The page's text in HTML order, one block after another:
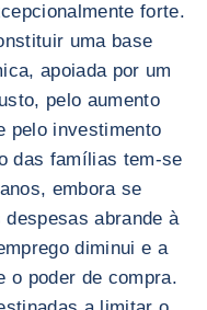
forte.
uma base
apoiada por um
pelo aumento
pelo investimento
das famílias tem-se
embora se
abrande à
diminui e a
o poder de compra.